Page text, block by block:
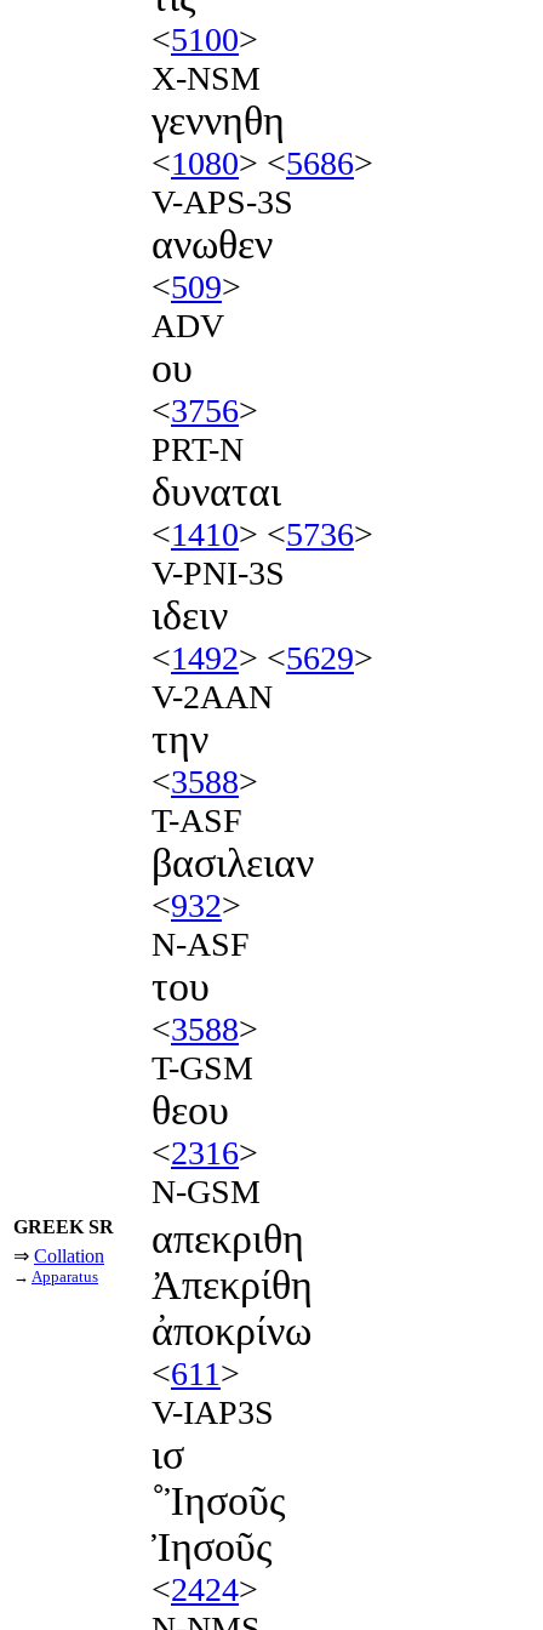
<5100>
X-NSM
γεννηθη
<1080> <5686>
V-APS-3S
ανωθεν
<509>
ADV
ου
<3756>
PRT-N
δυναται
<1410> <5736>
V-PNI-3S
ιδειν
<1492> <5629>
V-2AAN
την
<3588>
T-ASF
βασιλειαν
<932>
N-ASF
του
<3588>
T-GSM
θεου
<2316>
N-GSM
GREEK SR
⇒ Collation
→ Apparatus
απεκριθη
Ἀπεκρίθη
ἀποκρίνω
<611>
V-IAP3S
ισ
˚Ἰησοῦς
Ἰησοῦς
<2424>